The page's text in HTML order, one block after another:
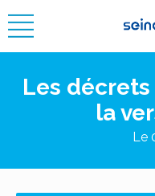
Les
la
Le